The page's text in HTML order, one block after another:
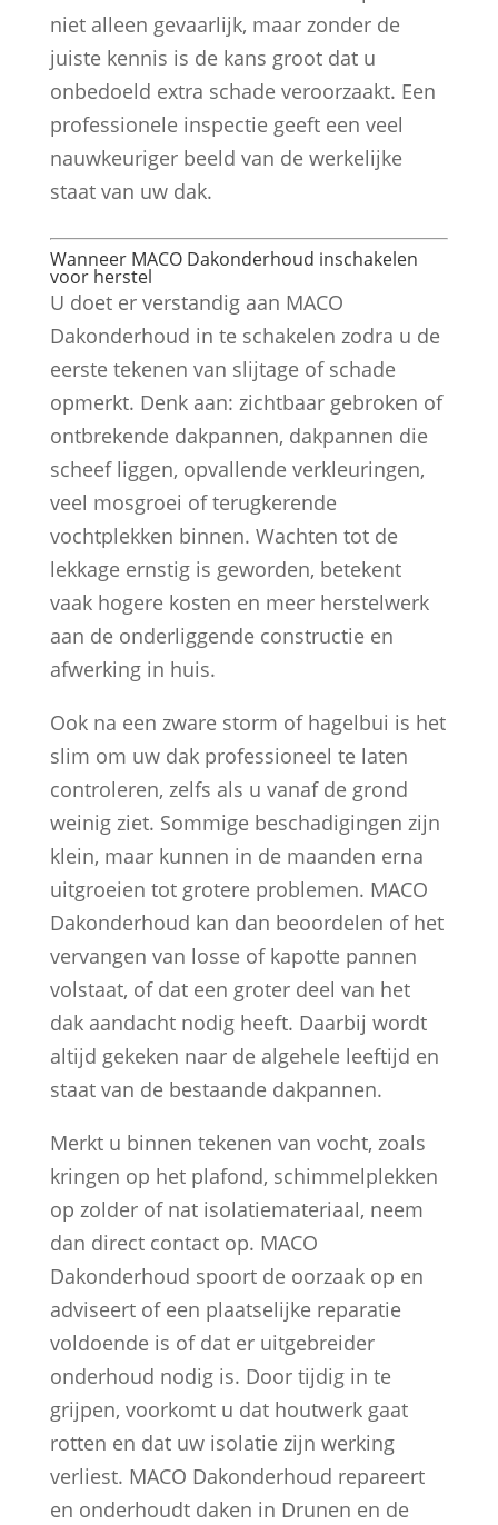
niet alleen gevaarlijk, maar zonder de
juiste kennis is de kans groot dat u
onbedoeld extra schade veroorzaakt. Een
professionele inspectie geeft een veel
nauwkeuriger beeld van de werkelijke
staat van uw dak.
Wanneer MACO Dakonderhoud inschakelen
voor herstel
U doet er verstandig aan MACO
Dakonderhoud in te schakelen zodra u de
eerste tekenen van slijtage of schade
opmerkt. Denk aan: zichtbaar gebroken of
ontbrekende dakpannen, dakpannen die
scheef liggen, opvallende verkleuringen,
veel mosgroei of terugkerende
vochtplekken binnen. Wachten tot de
lekkage ernstig is geworden, betekent
vaak hogere kosten en meer herstelwerk
aan de onderliggende constructie en
afwerking in huis.
Ook na een zware storm of hagelbui is het
slim om uw dak professioneel te laten
controleren, zelfs als u vanaf de grond
weinig ziet. Sommige beschadigingen zijn
klein, maar kunnen in de maanden erna
uitgroeien tot grotere problemen. MACO
Dakonderhoud kan dan beoordelen of het
vervangen van losse of kapotte pannen
volstaat, of dat een groter deel van het
dak aandacht nodig heeft. Daarbij wordt
altijd gekeken naar de algehele leeftijd en
staat van de bestaande dakpannen.
Merkt u binnen tekenen van vocht, zoals
kringen op het plafond, schimmelplekken
op zolder of nat isolatiemateriaal, neem
dan direct contact op. MACO
Dakonderhoud spoort de oorzaak op en
adviseert of een plaatselijke reparatie
voldoende is of dat er uitgebreider
onderhoud nodig is. Door tijdig in te
grijpen, voorkomt u dat houtwerk gaat
rotten en dat uw isolatie zijn werking
verliest. MACO Dakonderhoud repareert
en onderhoudt daken in Drunen en de